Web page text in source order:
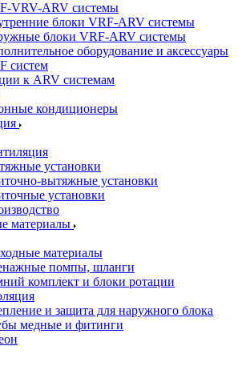
VRV-ARV системы
блоки VRF-ARV системы
блоки VRF-ARV системы
оборудование и аксессуары
систем
к ARV системам
кондиционеры
установки
вытяжные установки
установки
материалы
материалы
помпы, шланги
комплект и блоки ротации
и защита для наружного блока
медные и фитинги